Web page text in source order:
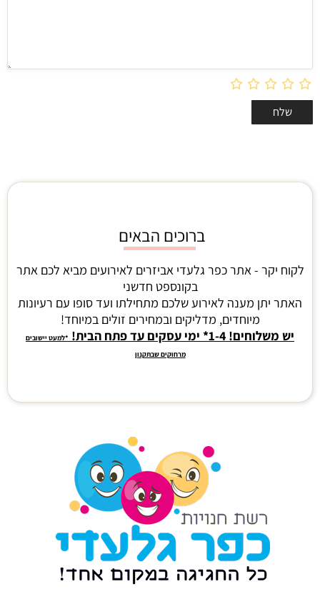
ברוכים הבאים
לקוח יקר - אתר כפר גלעדי אביזרים לאירועים מביא לכם אתר
בקונספט חדשני
האתר יתן מענה לאירוע שלכם מתחילתו ועד סופו עם רעיונות
מיוחדים, מדליקים ובמחירים זולים במיוחד!
יש משלוחים! 1-4* ימי עסקים עד פתח הבית!
*למעט יישובים
מרחוקים שבתקנון